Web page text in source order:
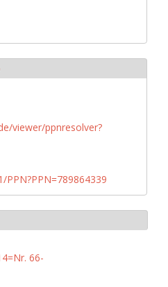
viewer/ppnresolver?
66-